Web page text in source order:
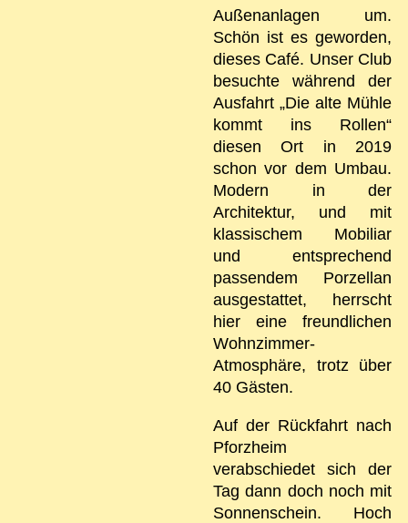
Außenanlagen um.
Schön ist es geworden,
dieses Café. Unser Club
besuchte während der
Ausfahrt „Die alte Mühle
kommt ins Rollen“
diesen Ort in 2019
schon vor dem Umbau.
Modern in der
Architektur, und mit
klassischem Mobiliar
und entsprechend
passendem Porzellan
ausgestattet, herrscht
hier eine freundlichen
Wohnzimmer-
Atmosphäre, trotz über
40 Gästen.
Auf der Rückfahrt nach
Pforzheim
verabschiedet sich der
Tag dann doch noch mit
Sonnenschein. Hoch